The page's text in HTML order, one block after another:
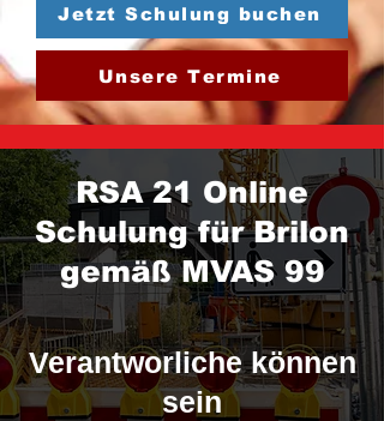
Jetzt Schulung buchen
Unsere Termine
RSA 21 Online
Schulung für Brilon
gemäß MVAS 99
Verantworliche können
sein